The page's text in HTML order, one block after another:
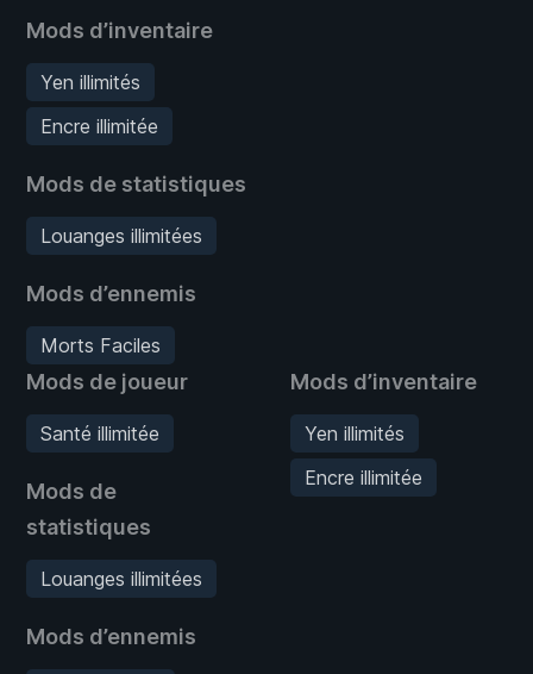
Mods d’inventaire
Yen illimités
Encre illimitée
Mods de statistiques
Louanges illimitées
Mods d’ennemis
Morts Faciles
Mods de joueur
Santé illimitée
Mods de
statistiques
Louanges illimitées
Mods d’ennemis
Mods d’inventaire
Yen illimités
Encre illimitée